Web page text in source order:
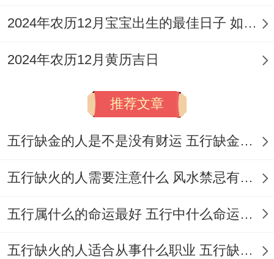
2024年农历12月宝宝出生的最佳日子 如何挑选适合的吉日
2024年农历12月黄历吉日
推荐文章
五行缺金的人是不是没有财运 五行缺金的人命运好不好
五行缺火的人需要注意什么 风水禁忌有哪些
五行属什么的命运最好 五行中什么命运势旺盛
五行缺火的人适合从事什么职业 五行缺火的人适合从事的职业有哪些